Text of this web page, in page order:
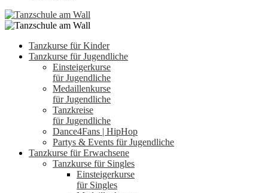
Tanzkurse für Kinder
Tanzkurse für Jugendliche
Einsteigerkurse
für Jugendliche
Medaillenkurse
für Jugendliche
Tanzkreise
für Jugendliche
Dance4Fans | HipHop
Partys & Events für Jugendliche
Tanzkurse für Erwachsene
Tanzkurse für Singles
Einsteigerkurse
für Singles